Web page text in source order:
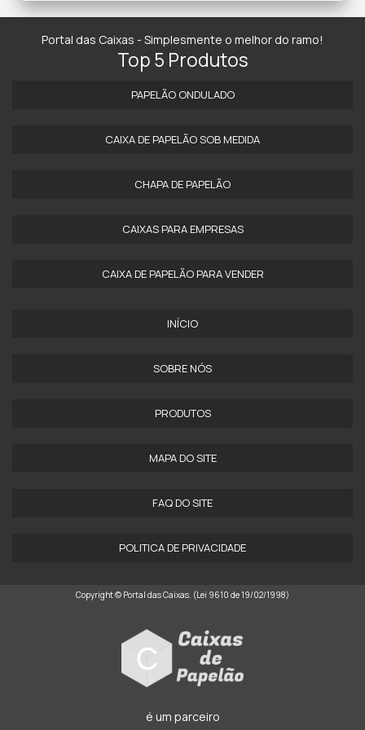
Portal das Caixas - Simplesmente o melhor do ramo!
Top 5 Produtos
PAPELÃO ONDULADO
CAIXA DE PAPELÃO SOB MEDIDA
CHAPA DE PAPELÃO
CAIXAS PARA EMPRESAS
CAIXA DE PAPELÃO PARA VENDER
INÍCIO
SOBRE NÓS
PRODUTOS
MAPA DO SITE
FAQ DO SITE
POLITICA DE PRIVACIDADE
Copyright © Portal das Caixas. (Lei 9610 de 19/02/1998)
é um parceiro